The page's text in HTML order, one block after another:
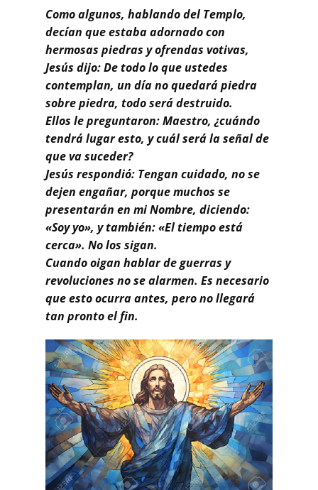
Contacto
Buscar
Como algunos, hablando del Templo,
decían que estaba adornado con
hermosas piedras y ofrendas votivas,
Jesús dijo: De todo lo que ustedes
contemplan, un día no quedará piedra
sobre piedra, todo será destruido.
Ellos le preguntaron: Maestro, ¿cuándo
tendrá lugar esto, y cuál será la señal de
que va suceder?
Jesús respondió: Tengan cuidado, no se
dejen engañar, porque muchos se
presentarán en mi Nombre, diciendo:
«Soy yo», y también: «El tiempo está
cerca». No los sigan.
Cuando oigan hablar de guerras y
revoluciones no se alarmen. Es necesario
que esto ocurra antes, pero no llegará
tan pronto el fin.